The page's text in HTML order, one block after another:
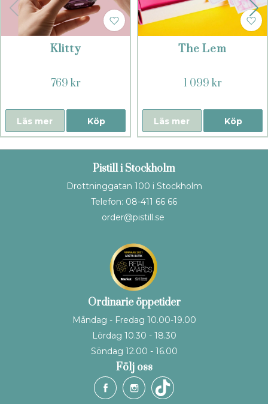
Klitty
769 kr
Köp
Läs mer
The Lem
1 099 kr
Köp
Läs mer
Pistill i Stockholm
Drottninggatan 100 i Stockholm
Telefon: 08-411 66 66
order@pistill.se
Ordinarie öppetider
Måndag - Fredag 10.00-19.00
Lördag 10.30 - 18.30
Söndag 12.00 - 16.00
Följ oss